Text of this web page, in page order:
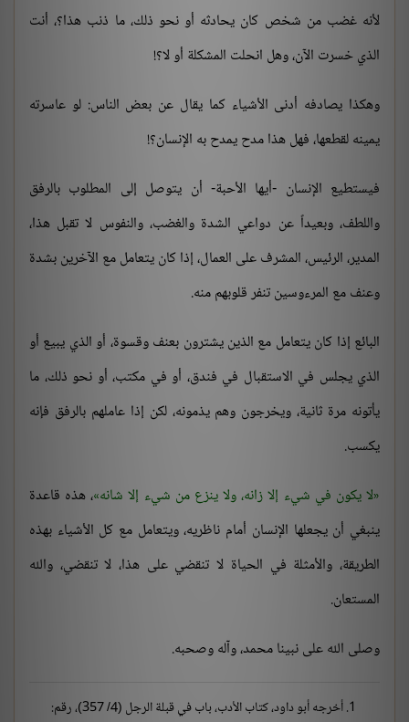
لأنه غضب من شخص كان يحادثه أو نحو ذلك، ما ذنب هذا؟، أنت
الذي خسرت الآن، وهل انحلت المشكلة أو لا؟!
وهكذا يصادفه أدنى الأشياء كما يقال عن بعض الناس: لو عاسرته
يمينه لقطعها، فهل هذا مدح يمدح به الإنسان؟!
فيستطيع الإنسان -أيها الأحبة- أن يتوصل إلى المطلوب بالرفق
واللطف، وبعيداً عن دواعي الشدة والغضب، والنفوس لا تقبل هذا،
المدير، الرئيس، المشرف على العمال، إذا كان يتعامل مع الآخرين بشدة
وعنف مع المرءوسين تنفر قلوبهم منه.
البائع إذا كان يتعامل مع الذين يشترون بعنف وقسوة، أو الذي يبيع أو
الذي يجلس في الاستقبال في فندق، أو في مكتب، أو نحو ذلك، ما
يأتونه مرة ثانية، ويخرجون وهم يذمونه، لكن إذا عاملهم بالرفق فإنه
يكسب.
لا يكون في شيء إلا زانه، ولا ينزع من شيء إلا شانه ، هذه قاعدة
ينبغي أن يجعلها الإنسان أمام ناظريه، ويتعامل مع كل الأشياء بهذه
الطريقة، والأمثلة في الحياة لا تنقضي على هذا، لا تنقضي، والله
المستعان.
وصلى الله على نبينا محمد، وآله وصحبه.
أخرجه أبو داود، كتاب الأدب، باب في قبلة الرجل (4/ 357)، رقم: